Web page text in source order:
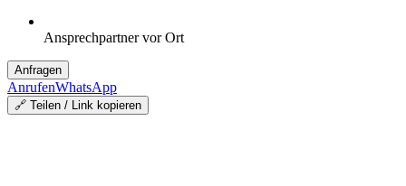
Ansprechpartner vor Ort
Anfragen
AnrufenWhatsApp
🔗 Teilen / Link kopieren